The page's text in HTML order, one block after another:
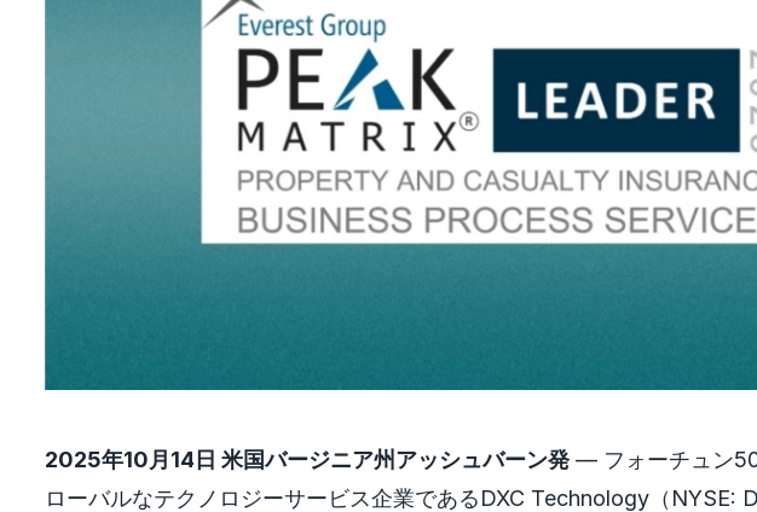
2025年10月14日 米国バージニア州アッシュバーン発— フォーチュン
ローバルなテクノロジーサービス企業であるDXC Technology（NYSE: